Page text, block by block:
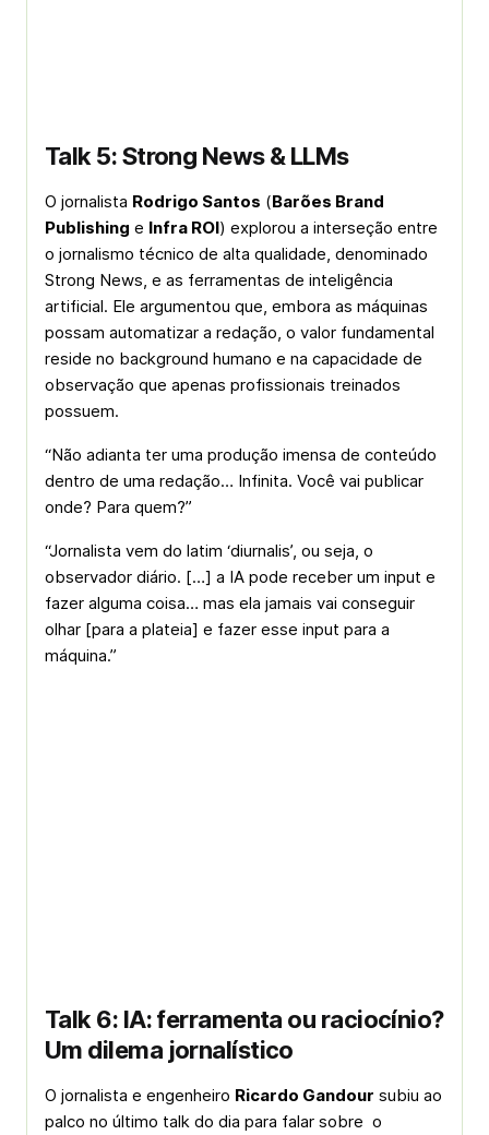
Talk 5: Strong News & LLMs
O jornalista Rodrigo Santos (Barões Brand
Publishing e Infra ROI) explorou a interseção entre
o jornalismo técnico de alta qualidade, denominado
Strong News, e as ferramentas de inteligência
artificial. Ele argumentou que, embora as máquinas
possam automatizar a redação, o valor fundamental
reside no background humano e na capacidade de
observação que apenas profissionais treinados
possuem.
“Não adianta ter uma produção imensa de conteúdo
dentro de uma redação… Infinita. Você vai publicar
onde? Para quem?”
“Jornalista vem do latim ‘diurnalis’, ou seja, o
observador diário. […] a IA pode receber um input e
fazer alguma coisa… mas ela jamais vai conseguir
olhar [para a plateia] e fazer esse input para a
máquina.”
Talk 6: IA: ferramenta ou raciocínio?
Um dilema jornalístico
O jornalista e engenheiro Ricardo Gandour subiu ao
palco no último talk do dia para falar sobre o